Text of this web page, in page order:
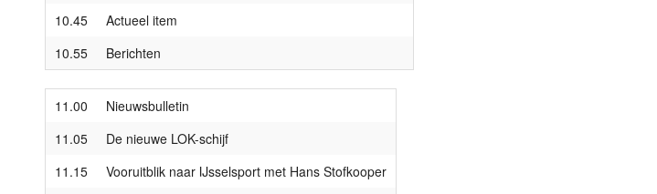
10.45
Actueel item
10.55
Berichten
11.00
Nieuwsbulletin
11.05
De nieuwe LOK-schijf
11.15
Vooruitblik naar IJsselsport met Hans Stofkooper